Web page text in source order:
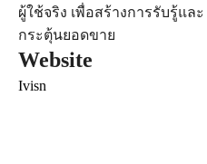
ผู้ใช้จริง เพื่อสร้างการรับรู้และ
กระตุ้นยอดขาย
Website
Ivisn